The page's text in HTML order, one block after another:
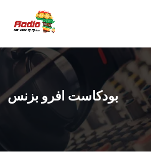
بودكاست افرو بزنس